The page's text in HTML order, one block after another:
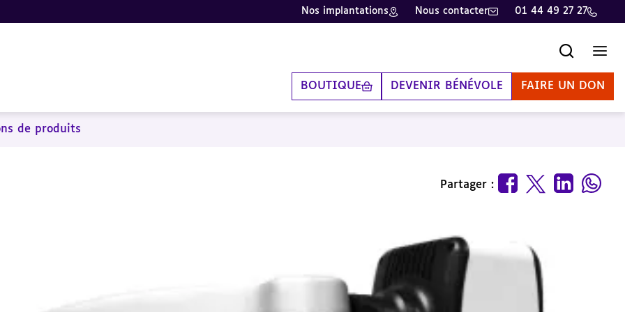
Nos implantations Nous contacter 01 44 49 27 27
BOUTIQUE DEVENIR BÉNÉVOLE FAIRE UN DON
de produits
Partager :